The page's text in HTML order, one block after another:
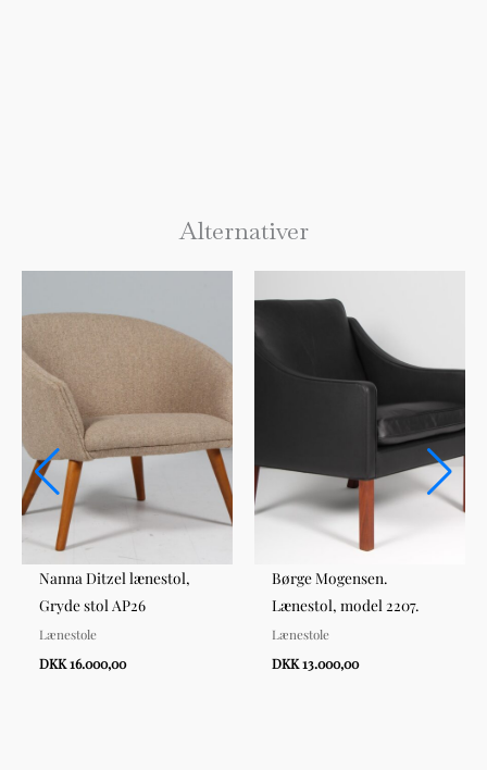
Alternativer
Nanna Ditzel lænestol,
Gryde stol AP26
Lænestole
DKK 16.000,00
Børge Mogensen.
Lænestol, model 2207.
Lænestole
DKK 13.000,00